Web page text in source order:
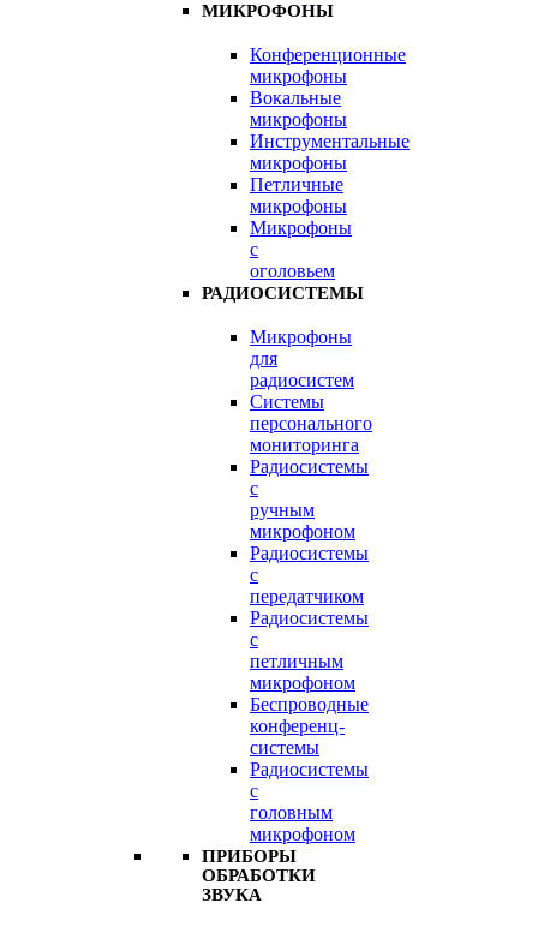
МИКРОФОНЫ
Конференционные
микрофоны
Вокальные
микрофоны
Инструментальные
микрофоны
Петличные
микрофоны
Микрофоны
с
оголовьем
РАДИОСИСТЕМЫ
Микрофоны
для
радиосистем
Системы
персонального
мониторинга
Радиосистемы
c
ручным
микрофоном
Радиосистемы
с
передатчиком
Радиосистемы
с
петличным
микрофоном
Беспроводные
конференц-
системы
Радиосистемы
с
головным
микрофоном
ПРИБОРЫ
ОБРАБОТКИ
ЗВУКА